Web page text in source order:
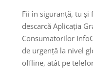
Fii în siguranță, tu și
descarcă Aplicația
Consumatorilor
de urgență la nivel
offline, atât pe